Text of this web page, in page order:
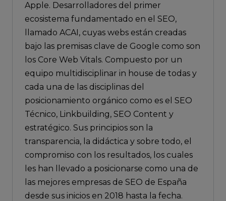
Apple. Desarrolladores del primer
ecosistema fundamentado en el SEO,
llamado ACAI, cuyas webs están creadas
bajo las premisas clave de Google como son
los Core Web Vitals. Compuesto por un
equipo multidisciplinar in house de todas y
cada una de las disciplinas del
posicionamiento orgánico como es el SEO
Técnico, Linkbuilding, SEO Content y
estratégico. Sus principios son la
transparencia, la didáctica y sobre todo, el
compromiso con los resultados, los cuales
les han llevado a posicionarse como una de
las mejores empresas de SEO de España
desde sus inicios en 2018 hasta la fecha.